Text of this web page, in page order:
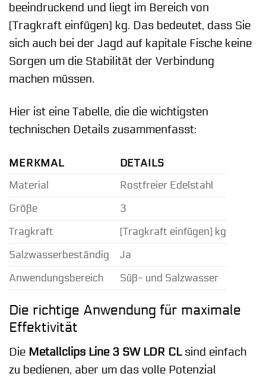
beeindruckend und liegt im Bereich von
[Tragkraft einfügen] kg. Das bedeutet, dass Sie
sich auch bei der Jagd auf kapitale Fische keine
Sorgen um die Stabilität der Verbindung
machen müssen.
Hier ist eine Tabelle, die die wichtigsten
technischen Details zusammenfasst:
MERKMAL
DETAILS
Material
Rostfreier Edelstahl
Größe
3
Tragkraft
[Tragkraft einfügen] kg
Salzwasserbeständig
Ja
Anwendungsbereich
Süß- und Salzwasser
Die richtige Anwendung für maximale
Effektivität
Die Metallclips Line 3 SW LDR CLsind einfach
zu bedienen, aber um das volle Potenzial